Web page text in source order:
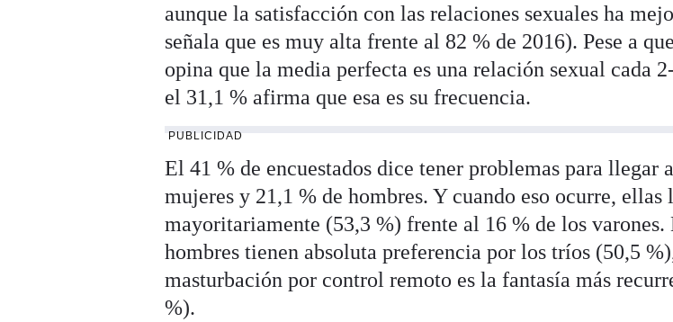
aunque la satisfacción con las relaciones sexuales ha
señala que es muy alta frente al 82 % de 2016). Pese a
opina que la media perfecta es una relación sexual cada
el 31,1 % afirma que esa es su frecuencia.
PUBLICIDAD
El 41 % de encuestados dice tener problemas para llegar
mujeres y 21,1 % de hombres. Y cuando eso ocurre, ellas
mayoritariamente (53,3 %) frente al 16 % de los varones.
hombres tienen absoluta preferencia por los tríos (50,5
masturbación por control remoto es la fantasía más
%).